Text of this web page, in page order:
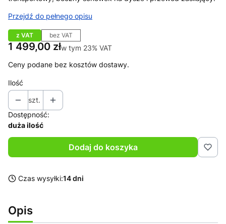
Przejdź do pełnego opisu
z VAT bez VAT
Cena
1 499,00 złw tym 23% VAT
w tym 23% VAT
Ceny podane bez kosztów dostawy.
Ilość
szt.
Dostępność:
duża ilość
Dodaj do koszyka
Czas wysyłki:14 dni
Opis